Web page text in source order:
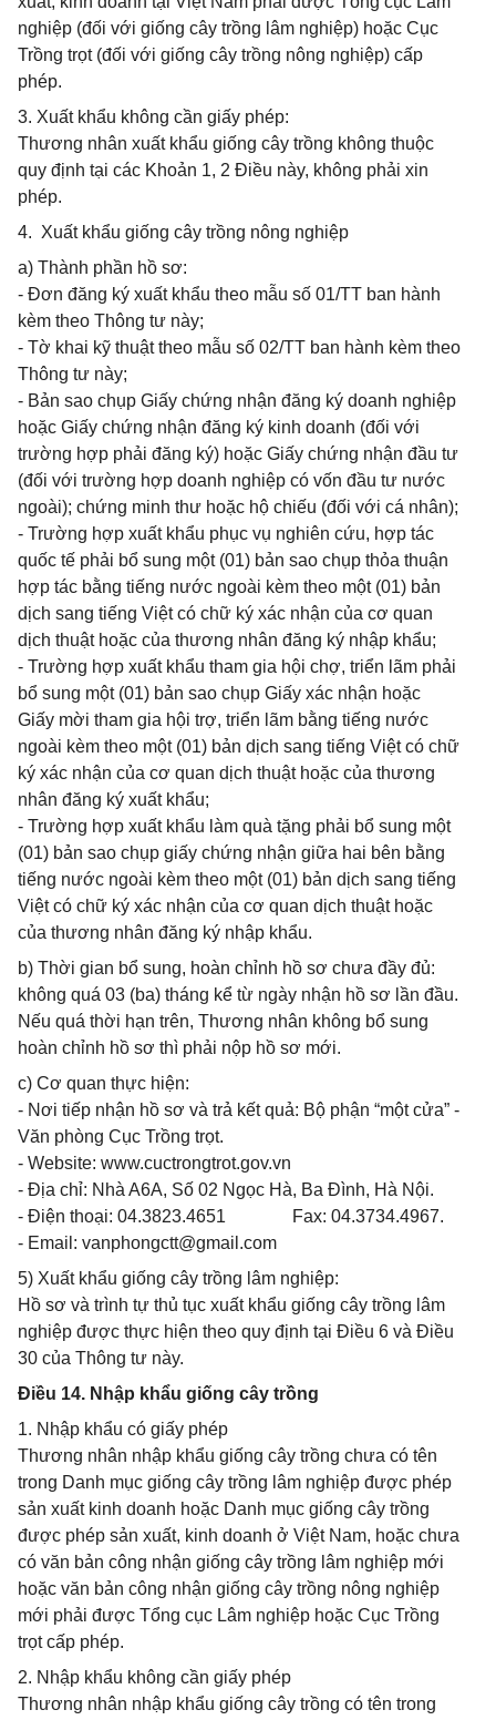
nghiệp (đối với giống cây trồng lâm nghiệp) hoặc Cục
Trồng trọt (đối với giống cây trồng nông nghiệp) cấp
phép.
3. Xuất khẩu không cần giấy phép:
Thương nhân xuất khẩu giống cây trồng không thuộc
quy định tại các Khoản 1, 2 Điều này, không phải xin
phép.
4. Xuất khẩu giống cây trồng nông nghiệp
a) Thành phần hồ sơ:
- Đơn đăng ký xuất khẩu theo mẫu số 01/TT ban hành
kèm theo Thông tư này;
- Tờ khai kỹ thuật theo mẫu số 02/TT ban hành kèm theo
Thông tư này;
- Bản sao chụp Giấy chứng nhận đăng ký doanh nghiệp
hoặc Giấy chứng nhận đăng ký kinh doanh (đối với
trường hợp phải đăng ký) hoặc Giấy chứng nhận đầu tư
(đối với trường hợp doanh nghiệp có vốn đầu tư nước
ngoài); chứng minh thư hoặc hộ chiếu (đối với cá nhân);
- Trường hợp xuất khẩu phục vụ nghiên cứu, hợp tác
quốc tế phải bổ sung một (01) bản sao chụp thỏa thuận
hợp tác bằng tiếng nước ngoài kèm theo một (01) bản
dịch sang tiếng Việt có chữ ký xác nhận của cơ quan
dịch thuật hoặc của thương nhân đăng ký nhập khẩu;
- Trường hợp xuất khẩu tham gia hội chợ, triển lãm phải
bổ sung một (01) bản sao chụp Giấy xác nhận hoặc
Giấy mời tham gia hội trợ, triển lãm bằng tiếng nước
ngoài kèm theo một (01) bản dịch sang tiếng Việt có chữ
ký xác nhận của cơ quan dịch thuật hoặc của thương
nhân đăng ký xuất khẩu;
- Trường hợp xuất khẩu làm quà tặng phải bổ sung một
(01) bản sao chụp giấy chứng nhận giữa hai bên bằng
tiếng nước ngoài kèm theo một (01) bản dịch sang tiếng
Việt có chữ ký xác nhận của cơ quan dịch thuật hoặc
của thương nhân đăng ký nhập khẩu.
b) Thời gian bổ sung, hoàn chỉnh hồ sơ chưa đầy đủ:
không quá 03 (ba) tháng kể từ ngày nhận hồ sơ lần đầu.
Nếu quá thời hạn trên, Thương nhân không bổ sung
hoàn chỉnh hồ sơ thì phải nộp hồ sơ mới.
c) Cơ quan thực hiện:
- Nơi tiếp nhận hồ sơ và trả kết quả: Bộ phận “một cửa” -
Văn phòng Cục Trồng trọt.
- Website: www.cuctrongtrot.gov.vn
- Địa chỉ: Nhà A6A, Số 02 Ngọc Hà, Ba Đình, Hà Nội.
- Điện thoại: 04.3823.4651 Fax: 04.3734.4967.
- Email: vanphongctt@gmail.com
5) Xuất khẩu giống cây trồng lâm nghiệp:
Hồ sơ và trình tự thủ tục xuất khẩu giống cây trồng lâm
nghiệp được thực hiện theo quy định tại Điều 6 và Điều
30 của Thông tư này.
Điều 14. Nhập khẩu giống cây trồng
1. Nhập khẩu có giấy phép
Thương nhân nhập khẩu giống cây trồng chưa có tên
trong Danh mục giống cây trồng lâm nghiệp được phép
sản xuất kinh doanh hoặc Danh mục giống cây trồng
được phép sản xuất, kinh doanh ở Việt Nam, hoặc chưa
có văn bản công nhận giống cây trồng lâm nghiệp mới
hoặc văn bản công nhận giống cây trồng nông nghiệp
mới phải được Tổng cục Lâm nghiệp hoặc Cục Trồng
trọt cấp phép.
2. Nhập khẩu không cần giấy phép
Thương nhân nhập khẩu giống cây trồng có tên trong